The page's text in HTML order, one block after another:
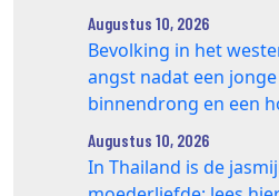
Augustus 10, 2026
Bevolking in het
angst nadat een
binnendrong en een
Augustus 10, 2026
In Thailand is de